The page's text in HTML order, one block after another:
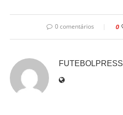
0 comentários 0
FUTEBOLPRESS